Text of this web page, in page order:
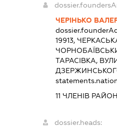
ЧЕРІНЬКО
19913,
ТАРАСІВКА,
11 ЧЛЕНІВ
dossier.heads: